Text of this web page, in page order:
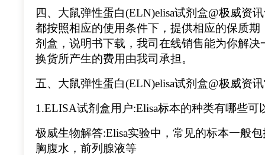
四、大鼠弹性蛋白(ELN)elisa试剂盒@极威资
都按照相应的使用条件下，提供相应的保质
剂盒，说明书下载，我司在线销售能为你解
换货所产生的费用由我司承担。
五、大鼠弹性蛋白(ELN)elisa试剂盒@极威资
1.ELISA试剂盒用户:Elisa标本的种类有哪些可
极威生物解答:Elisa实验中，常见的标本一般
胸腹水，前列腺液等